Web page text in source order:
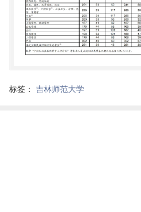
标签： 吉林师范大学